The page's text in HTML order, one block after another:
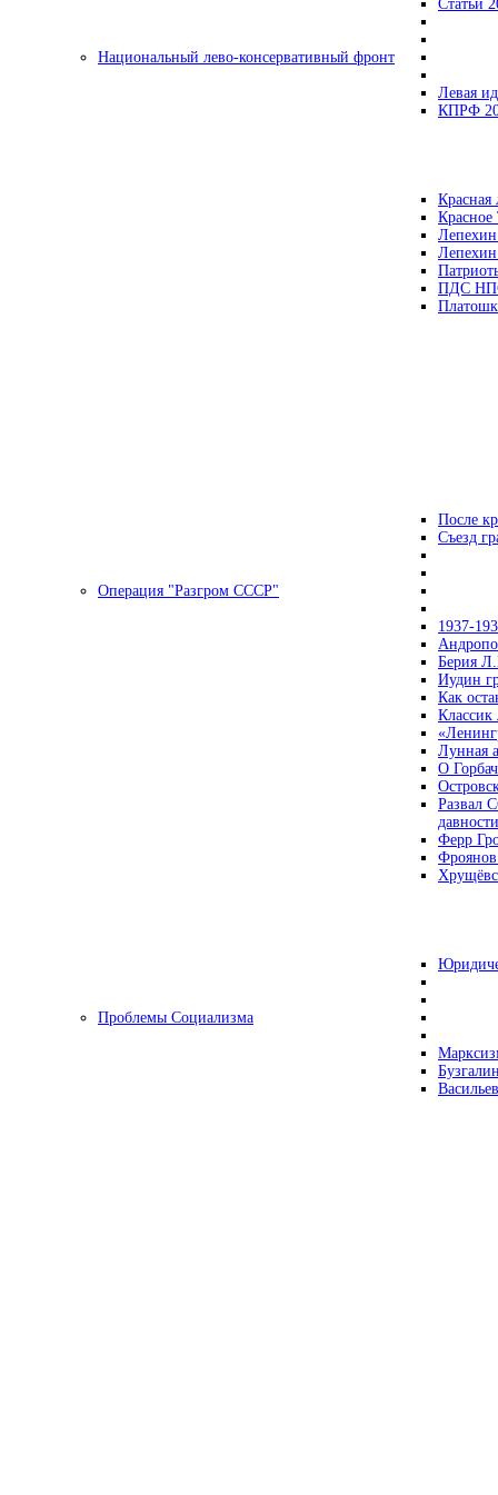
Статьи
Национальный лево-консервативный фронт
Левая
КПРФ
Красная
ПДС
После
Съезд
Операция "Разгром СССР"
1937-
Берия
Иудин
Как
Лунная
О
Развал
давности
Ферр
Проблемы Социализма